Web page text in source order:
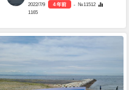
2022/7/9 4 年前
- №11512
1165